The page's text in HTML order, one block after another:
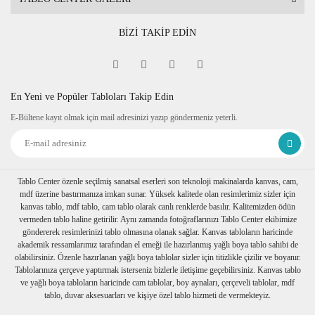
BİZİ TAKİP EDİN
En Yeni ve Popüler Tabloları Takip Edin
E-Bültene kayıt olmak için mail adresinizi yazıp göndermeniz yeterli.
Tablo Center özenle seçilmiş sanatsal eserleri son teknoloji makinalarda kanvas, cam,
mdf üzerine bastırmanıza imkan sunar. Yüksek kalitede olan resimlerimiz sizler için
kanvas tablo, mdf tablo, cam tablo olarak canlı renklerde basılır. Kalitemizden ödün
vermeden tablo haline getirilir. Aynı zamanda fotoğraflarınızı Tablo Center ekibimize
göndererek resimlerinizi tablo olmasına olanak sağlar. Kanvas tabloların haricinde
akademik ressamlarımız tarafından el emeği ile hazırlanmış yağlı boya tablo sahibi de
olabilirsiniz. Özenle hazırlanan yağlı boya tablolar sizler için titizlikle çizilir ve boyanır.
Tablolarınıza çerçeve yaptırmak isterseniz bizlerle iletişime geçebilirsiniz. Kanvas tablo
ve yağlı boya tabloların haricinde cam tablolar, boy aynaları, çerçeveli tablolar, mdf
tablo, duvar aksesuarları ve kişiye özel tablo hizmeti de vermekteyiz.